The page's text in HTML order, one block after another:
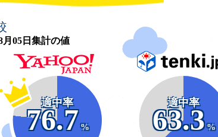
月05日集計の値
適中率
76.7
%
適中率
63.3
%